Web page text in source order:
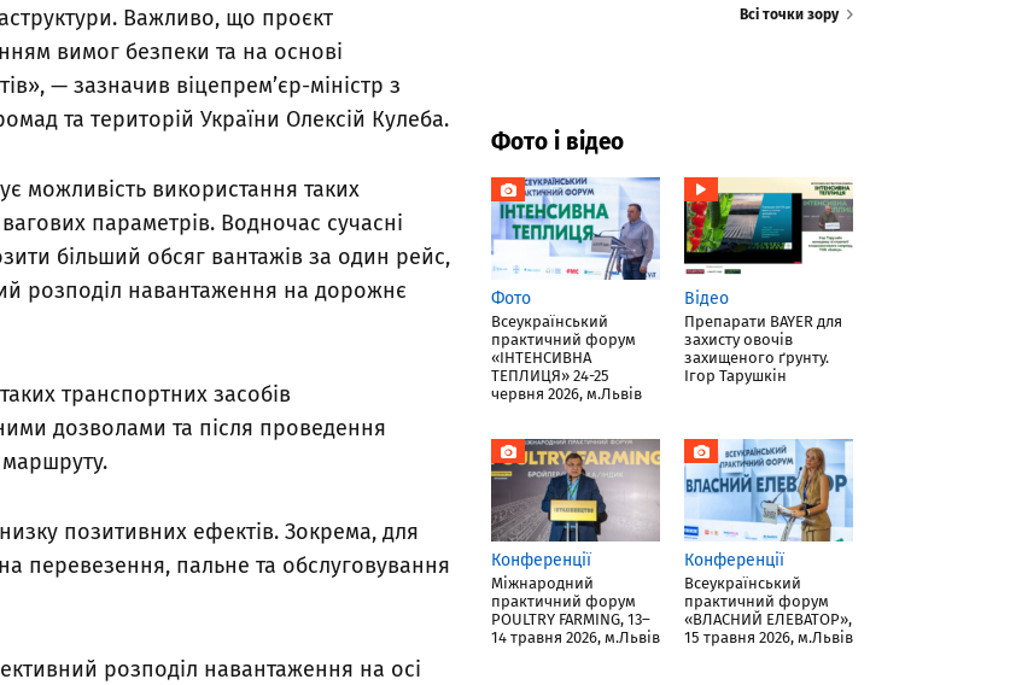
Важливо, що проєкт
вимог безпеки та на основі
— зазначив віцепрем’єр-міністр з
та територій України Олексій Кулеба.
можливість використання таких
параметрів. Водночас сучасні
більший обсяг вантажів за один рейс,
розподіл навантаження на дорожнє
транспортних засобів
дозволами та після проведення
маршруту.
позитивних ефектів. Зокрема, для
перевезення, пальне та обслуговування
розподіл навантаження на осі
Всі точки зору
Фото і відео
Фото
Всеукраїнський
практичний форум
«ІНТЕНСИВНА
ТЕПЛИЦЯ» 24-25
червня 2026, м.Львів
Відео
Препарати BAYER для
захисту овочів
захищеного ґрунту.
Ігор Тарушкін
Конференції
Міжнародний
практичний форум
POULTRY FARMING, 13–
14 травня 2026, м.Львів
Конференції
Всеукраїнський
практичний форум
«ВЛАСНИЙ ЕЛЕВАТОР»,
15 травня 2026, м.Львів